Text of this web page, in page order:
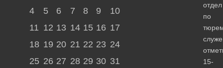
отдел
по
15-
4
5 6 7 8 9
10
11 12 13 14 15 16 17
18 19 20 21 22 23 24
25 26 27 28 29 30 31